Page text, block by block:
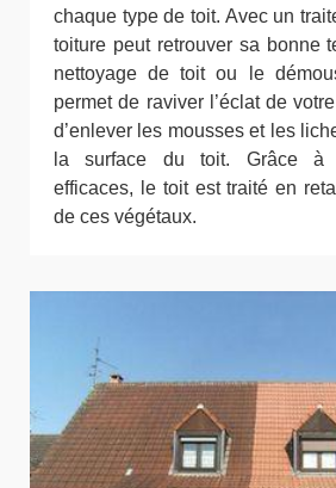
chaque type de toit. Avec un
toiture peut retrouver sa bonne
nettoyage de toit ou le
permet de raviver l’éclat de
d’enlever les mousses et les
la surface du toit. Grâce à
efficaces, le toit est traité en
de ces végétaux.